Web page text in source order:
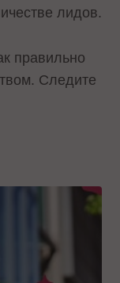
лидов.
правильно
Следите